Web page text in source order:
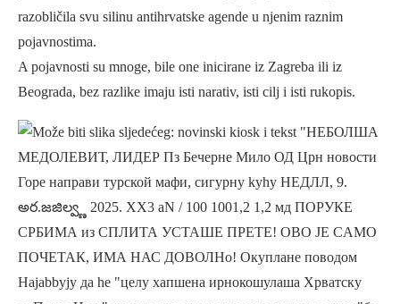
razobličila svu silinu antihrvatske agende u njenim raznim
pojavnostima.
A pojavnosti su mnoge, bile one inicirane iz Zagreba ili iz
Beograda, bez razlike imaju isti narativ, isti cilj i isti rukopis.